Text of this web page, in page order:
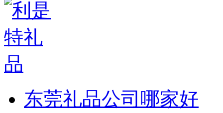
东莞礼品公司哪家好